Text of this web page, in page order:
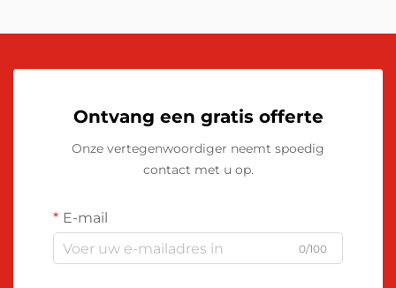
Ontvang een gratis offerte
Onze vertegenwoordiger neemt spoedig
contact met u op.
E-mail
0/100